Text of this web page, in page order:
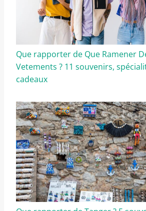
Que rapporter de Que Ramener
Vetements ? 11 souvenirs,
cadeaux